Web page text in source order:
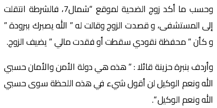
وحسب ما أكد زوج الضحية لموقع “شمال7، فالشرطة انتقلت
إلى المستشفى، و قصدت الزوج وقالت له ” الله يصبرك ببرودة ”
و كأن ” محفظة نقودي سقطت أو فقدت مالي ” يضيف الزوج.
وأردف بنبرة حزينة قائلا : ” هذه هي دولة الأمن والأمان حسبي
الله ونعم الوكيل لن أقول شيء في هذه اللحظة سوى حسبي
الله ونعم الوكيل “.